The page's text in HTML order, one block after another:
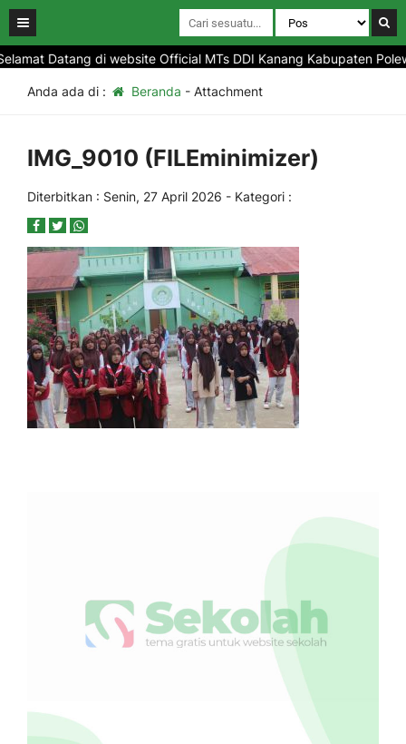
Datang di website Official MTs DDI Kanang Kabupaten
Anda ada di : Beranda - Attachment
IMG_9010 (FILEminimizer)
Diterbitkan : Senin, 27 April 2026 - Kategori :